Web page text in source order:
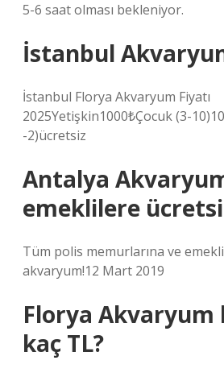
5-6 saat olması bekleniyor.
İstanbul
İstanbul Florya Akvaryum Fiyatı
2025Yetişkin1000₺Çocuk (3-
-2)ücretsiz
Antalya
emeklilere
Tüm polis memurlarına ve
akvaryum!12 Mart 2019
Florya Akvaryum
kaç TL?